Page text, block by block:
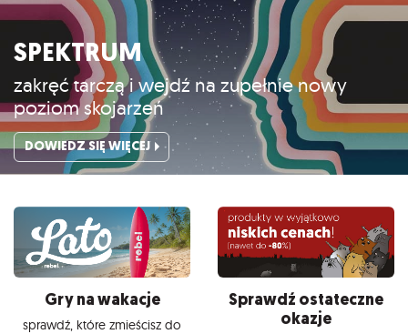
SPEKTRUM
zakręć tarczą i wejdź na zupełnie nowy
poziom skojarzeń
DOWIEDZ SIĘ WIĘCEJ
Gry na wakacje
sprawdź, które zmieścisz do
Sprawdź ostateczne
okazje